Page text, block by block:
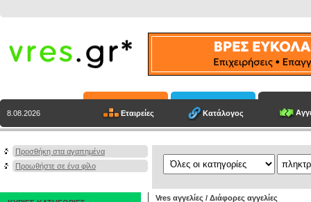
8.08.2026 Εταιρείες Κατάλογος
Προσθήκη στα αγαπημένα
Προωθήστε σε ένα φίλο
Vres αγγελίες / Διάφορες αγγελίες